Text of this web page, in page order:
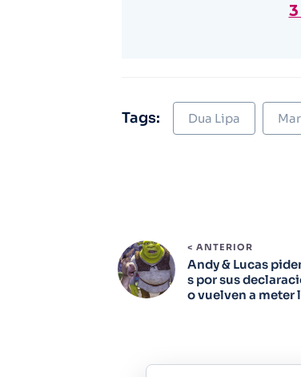
Tags: Dua Lipa
< ANTERIOR
Andy & Lucas
s por sus
o vuelven a meter